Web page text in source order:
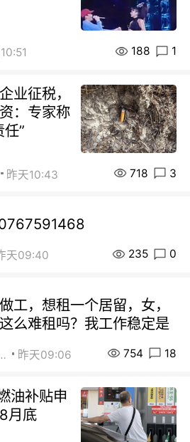
188 1
业征税，
：专家称
”
昨天10:43 718 3
天09:40 235 0
工，想租一个居留，女，
么难租吗？我工作稳定是
昨天09:06 754 18
油补贴申
月底